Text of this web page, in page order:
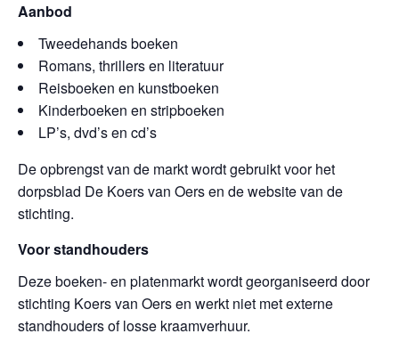
Aanbod
Tweedehands boeken
Romans, thrillers en literatuur
Reisboeken en kunstboeken
Kinderboeken en stripboeken
LP’s, dvd’s en cd’s
De opbrengst van de markt wordt gebruikt voor het
dorpsblad De Koers van Oers en de website van de
stichting.
Voor standhouders
Deze boeken- en platenmarkt wordt georganiseerd door
stichting Koers van Oers en werkt niet met externe
standhouders of losse kraamverhuur.